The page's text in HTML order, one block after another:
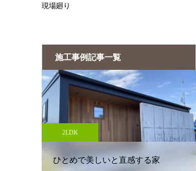
現場廻り
施工事例記事一覧
3LDK
圧倒的な建築美 家族を包み込む無
垢の家